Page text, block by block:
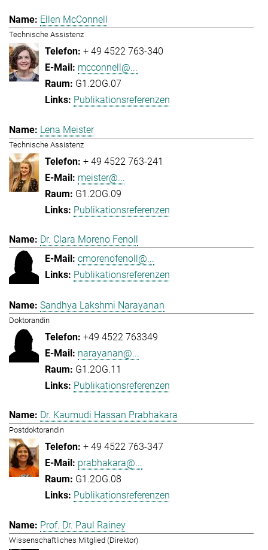
Ellen McConnell
Technische Assistenz
+ 49 4522 763-340
mcconnell@...
G1.2OG.07
Publikationsreferenzen
Lena Meister
Technische Assistenz
+ 49 4522 763-241
meister@...
G1.2OG.09
Publikationsreferenzen
Dr. Clara Moreno Fenoll
cmorenofenoll@...
Publikationsreferenzen
Sandhya Lakshmi Narayanan
Doktorandin
+49 4522 763349
narayanan@...
G1.2OG.11
Publikationsreferenzen
Dr. Kaumudi Hassan Prabhakara
Postdoktorandin
+ 49 4522 763-347
prabhakara@...
G1.2OG.08
Publikationsreferenzen
Prof. Dr. Paul Rainey
Wissenschaftliches Mitglied (Direktor)